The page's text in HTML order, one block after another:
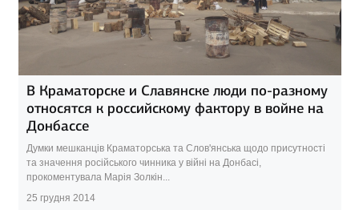
В Краматорске и Славянске люди по-разному
относятся к российскому фактору в войне на
Донбассе
Думки мешканців Краматорська та Слов'янська щодо присутності
та значення російського чинника у війні на Донбасі,
прокоментувала Марія Золкін...
25 грудня 2014